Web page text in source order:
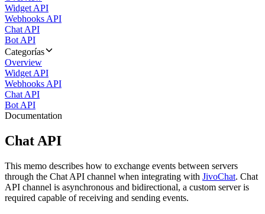
Widget API
Webhooks API
Chat API
Bot API
Categorías
Overview
Widget API
Webhooks API
Chat API
Bot API
Documentation
Chat API
This memo describes how to exchange events between servers
through the Chat API channel when integrating with JivoChat. Chat
API channel is asynchronous and bidirectional, a custom server is
required capable of receiving and sending events.